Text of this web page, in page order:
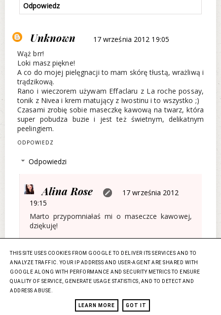
Odpowiedz
Unknown
17 września 2012 19:05
Wąż brr!
Loki masz piękne!
A co do mojej pielęgnacji to mam skórę tłustą, wrażliwą i
trądzikową.
Rano i wieczorem używam Effaclaru z La roche possay,
tonik z Nivea i krem matujący z Iwostinu i to wszystko ;)
Czasami zrobię sobie maseczkę kawową na twarz, która
super pobudza buzie i jest też świetnym, delikatnym
peelingiem.
ODPOWIEDZ
Odpowiedzi
Alina Rose
17 września 2012
19:15
Marto przypomniałaś mi o maseczce kawowej,
dziękuję!
Odpowiedz
Anonimowy 17 września 2012 19:06
THIS SITE USES COOKIES FROM GOOGLE TO DELIVER ITS SERVICES AND TO
ANALYZE TRAFFIC. YOUR IP ADDRESS AND USER-AGENT ARE SHARED WITH
GOOGLE ALONG WITH PERFORMANCE AND SECURITY METRICS TO ENSURE
QUALITY OF SERVICE, GENERATE USAGE STATISTICS, AND TO DETECT AND
ADDRESS ABUSE.
LEARN MORE GOT IT